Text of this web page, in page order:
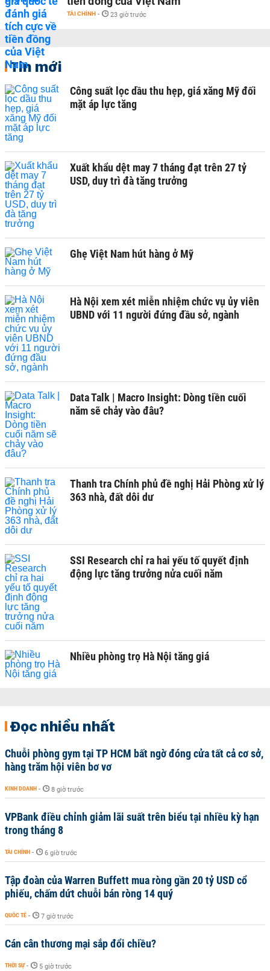
TÀI CHÍNH - 23 giờ trước
Tin mới
Công suất lọc dầu thu hẹp, giá xăng Mỹ đối
mặt áp lực tăng
Xuất khẩu dệt may 7 tháng đạt trên 27 tỷ
USD, duy trì đà tăng trưởng
Ghẹ Việt Nam hút hàng ở Mỹ
Hà Nội xem xét miễn nhiệm chức vụ ủy viên
UBND với 11 người đứng đầu sở, ngành
Data Talk | Macro Insight: Dòng tiền cuối
năm sẽ chảy vào đâu?
Thanh tra Chính phủ đề nghị Hải Phòng xử lý
363 nhà, đất dôi dư
SSI Research chỉ ra hai yếu tố quyết định
động lực tăng trưởng nửa cuối năm
Nhiều phòng trọ Hà Nội tăng giá
Đọc nhiều nhất
Chuỗi phòng gym tại TP HCM bất ngờ đóng cửa tất cả cơ sở,
hàng trăm hội viên bơ vơ
KINH DOANH - 8 giờ trước
VPBank điều chỉnh giảm lãi suất trên biểu tại nhiều kỳ hạn
trong tháng 8
TÀI CHÍNH - 6 giờ trước
Tập đoàn của Warren Buffett mua ròng gần 20 tỷ USD cổ
phiếu, chấm dứt chuỗi bán ròng 14 quý
QUỐC TẾ - 7 giờ trước
Cán cân thương mại sắp đổi chiều?
THỜI SỰ - 5 giờ trước